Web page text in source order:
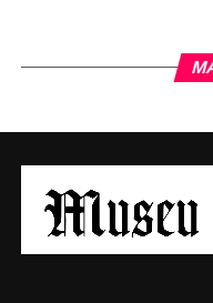
Paolo Rossi tratava de